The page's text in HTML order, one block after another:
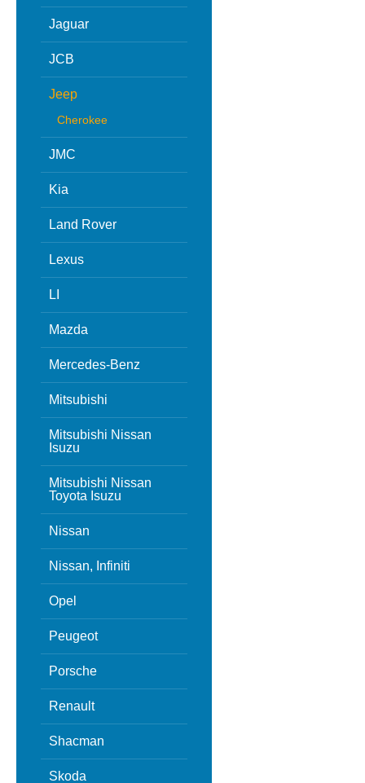
Jaguar
JCB
Jeep
Cherokee
JMC
Kia
Land Rover
Lexus
LI
Mazda
Mercedes-Benz
Mitsubishi
Mitsubishi Nissan
Isuzu
Mitsubishi Nissan
Toyota Isuzu
Nissan
Nissan, Infiniti
Opel
Peugeot
Porsche
Renault
Shacman
Skoda